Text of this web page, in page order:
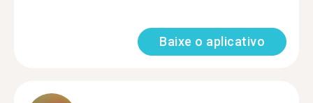
Baixe o aplicativo